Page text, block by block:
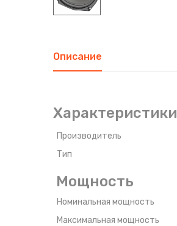
Описание
Характеристики
Производитель
Тип
Мощность
Номинальная мощность
Максимальная мощность